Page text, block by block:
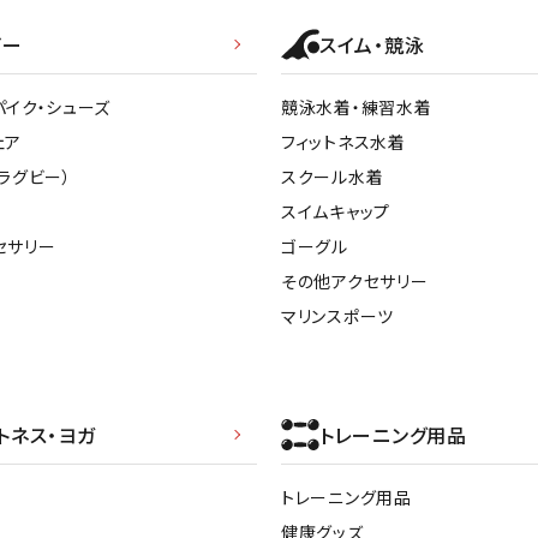
その他アクセサリー
ク・シューズ
グビー）
サリー
スイム・競泳
競泳水着・練習水着
フィットネス水着
スクール水着
スイムキャップ
ゴーグル
その他アクセサリー
マリンスポーツ
ネス・ヨガ トレーニング用品
トレーニング用品
健康グッズ